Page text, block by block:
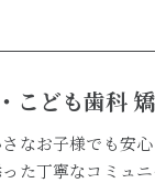
こども歯科
なお子様でも安
た丁寧なコミュ